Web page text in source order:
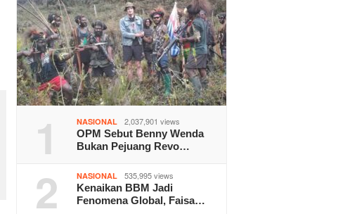
1 NASIONAL 2,037,901 views
OPM Sebut Benny Wenda
Bukan Pejuang Revo…
2 NASIONAL 535,995 views
Kenaikan BBM Jadi
Fenomena Global, Faisa…